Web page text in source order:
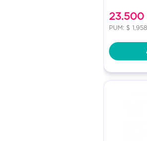
23.500
PUM: $